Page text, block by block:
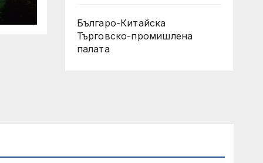
Българо-Китайска
Търговско-промишлена
палaта